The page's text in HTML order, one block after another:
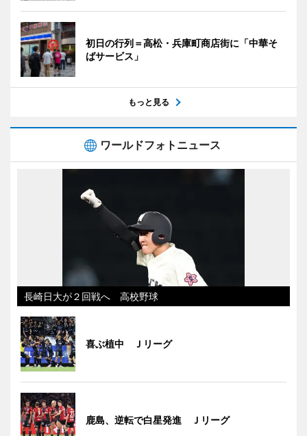
初日の行列＝高松・兵庫町商店街に「中華そ
ばサービス」
もっと見る
ワールドフォトニュース
長崎日大が２回戦へ 高校野球
喜ぶ植中 Ｊリーグ
鹿島、逆転で白星発進 Ｊリーグ